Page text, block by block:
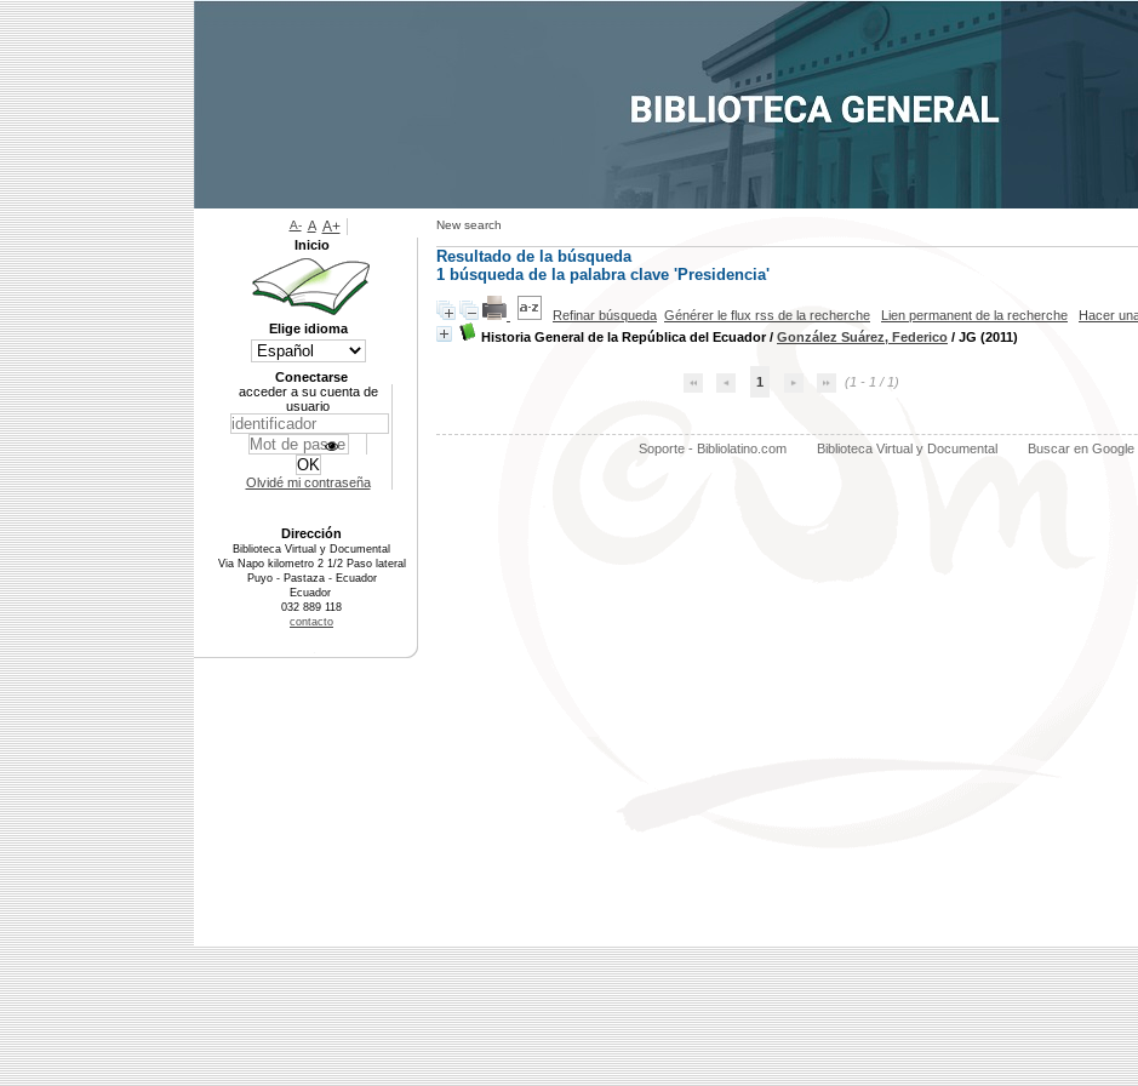
New search
Resultado de la búsqueda
1 búsqueda de la palabra clave 'Presidencia'
Refinar búsqueda Générer le flux rss de la recherche Lien permanent de la recherche
Hacer
Historia General de la República del Ecuador/ González Suárez, Federico / JG (2011)
1 (1 - 1 / 1)
Soporte - Bibliolatino.com Biblioteca Virtual y Documental Buscar en Google
A- A A+
Inicio
Elige idioma
Conectarse
acceder a su cuenta de
usuario
Olvidé mi contraseña
Dirección
Biblioteca Virtual y Documental
Via Napo kilometro 2 1/2 Paso lateral
Puyo - Pastaza - Ecuador
Ecuador
032 889 118
contacto